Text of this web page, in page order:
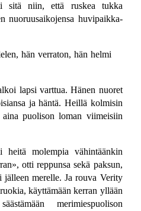
sitä niin, että ruskea tukka
nuoruusaikojensa huvipaikka-
hän verraton, hän helmi
lapsi varttua. Hänen nuoret
ja häntä. Heillä kolmisin
puolison loman viimeisiin
heitä molempia vähintäänkin
otti reppunsa sekä paksun,
jälleen merelle. Ja rouva Verity
käyttämään kerran yllään
merimiespuolison